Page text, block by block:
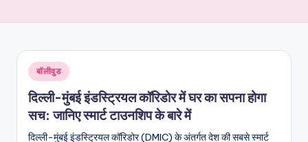
और
विश्व
Posted
in
बॉलीवुड
दिल्ली-मुंबई इंडस्ट्रियल कॉरिडोर में घर का सपना होगा
सच: जानिए स्मार्ट टाउनशिप के बारे में
दिल्ली-मुंबई इंडस्ट्रियल कॉरिडोर (DMIC) के अंतर्गत देश की सबसे स्मार्ट